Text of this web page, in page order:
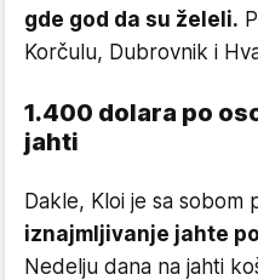
gde god da su želeli.
Korčulu, Dubrovnik i
1.400 dolara po
jahti
Dakle, Kloi je sa sobom
iznajmljivanje jahte
Nedelju dana na jahti